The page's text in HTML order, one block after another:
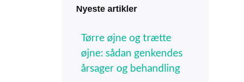
Nyeste artikler
Tørre øjne og trætte
øjne: sådan genkendes
årsager og behandling